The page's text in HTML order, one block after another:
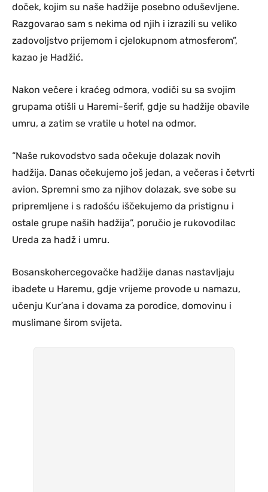
doček, kojim su naše hadžije posebno oduševljene.
Razgovarao sam s nekima od njih i izrazili su veliko
zadovoljstvo prijemom i cjelokupnom atmosferom”,
kazao je Hadžić.
Nakon večere i kraćeg odmora, vodiči su sa svojim
grupama otišli u Haremi-šerif, gdje su hadžije obavile
umru, a zatim se vratile u hotel na odmor.
“Naše rukovodstvo sada očekuje dolazak novih
hadžija. Danas očekujemo još jedan, a večeras i četvrti
avion. Spremni smo za njihov dolazak, sve sobe su
pripremljene i s radošću iščekujemo da pristignu i
ostale grupe naših hadžija”, poručio je rukovodilac
Ureda za hadž i umru.
Bosanskohercegovačke hadžije danas nastavljaju
ibadete u Haremu, gdje vrijeme provode u namazu,
učenju Kur’ana i dovama za porodice, domovinu i
muslimane širom svijeta.